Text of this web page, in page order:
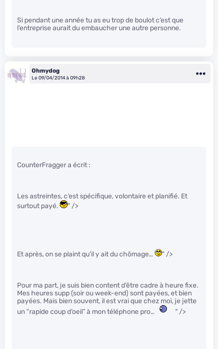
Si pendant une année tu as eu trop de boulot c’est que
l’entreprise aurait du embaucher une autre personne.
Ohmydog
Le 09/04/2014 à 09h28
CounterFragger a écrit :
Les astreintes, c’est spécifique, volontaire et planifié. Et
surtout payé.
" />
Et après, on se plaint qu’il y ait du chômage… " />
Pour ma part, je suis bien content d’être cadre à heure fixe.
Mes heures supp (soir ou week-end) sont payées, et bien
payées. Mais bien souvent, il est vrai que chez moi, je jette
un “rapide coup d’oeil” à mon téléphone pro…
" />